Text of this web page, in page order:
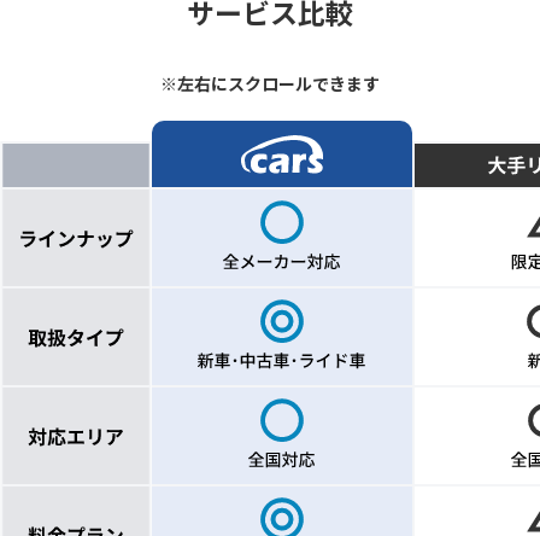
サービス比較
※左右にスクロールできます